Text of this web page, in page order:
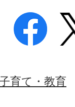
育て・教育